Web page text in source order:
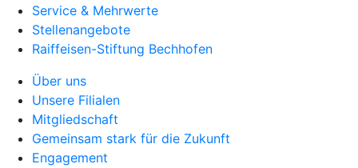
Service & Mehrwerte
Stellenangebote
Raiffeisen-Stiftung Bechhofen
Über uns
Unsere Filialen
Mitgliedschaft
Gemeinsam stark für die Zukunft
Engagement